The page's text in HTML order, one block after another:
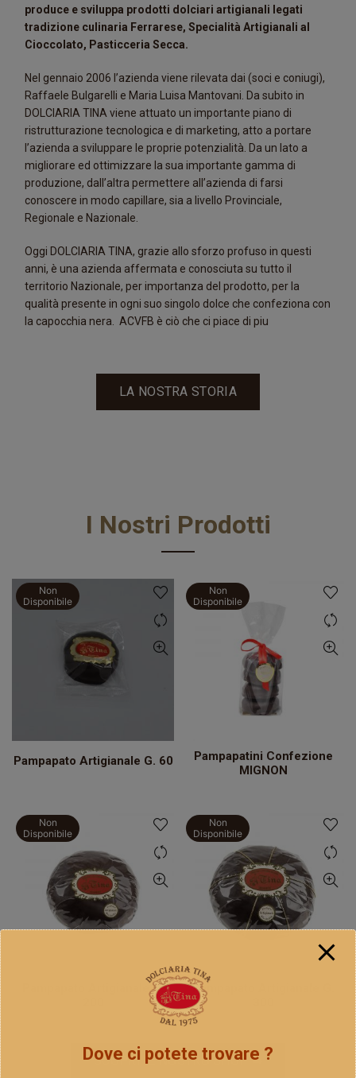
produce e sviluppa prodotti dolciari artigianali legati
tradizione culinaria Ferrarese, Specialità Artigianali al
Cioccolato, Pasticceria Secca.
Nel gennaio 2006 l’azienda viene rilevata dai (soci e coniugi),
Raffaele Bulgarelli e Maria Luisa Mantovani. Da subito in
DOLCIARIA TINA viene attuato un importante piano di
ristrutturazione tecnologica e di marketing, atto a portare
l’azienda a sviluppare le proprie potenzialità. Da un lato a
migliorare ed ottimizzare la sua importante gamma di
produzione, dall’altra permettere all’azienda di farsi
conoscere in modo capillare, sia a livello Provinciale,
Regionale e Nazionale.
Oggi DOLCIARIA TINA, grazie allo sforzo profuso in questi
anni, è una azienda affermata e conosciuta su tutto il
territorio Nazionale, per importanza del prodotto, per la
qualità presente in ogni suo singolo dolce che confeziona con
la capocchia nera. ACVFB è ciò che ci piace di piu
LA NOSTRA STORIA
I Nostri Prodotti
Non
Disponibile
Pampapato Artigianale G. 60
Non
Disponibile
Pampapatini Confezione
MIGNON
Non
Disponibile
Pampapato Artigianale G.
Non
Disponibile
Pampapato Artigianale G.
SCOPRI IL NOSTRO SHOP ➡
Dove ci potete trovare ?